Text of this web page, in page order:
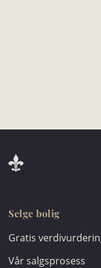
Selge bolig
Gratis
Vår salgsprosess